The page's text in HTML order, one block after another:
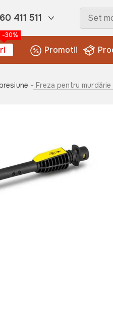
411 511
-30%
Promotii
- Freza pentru